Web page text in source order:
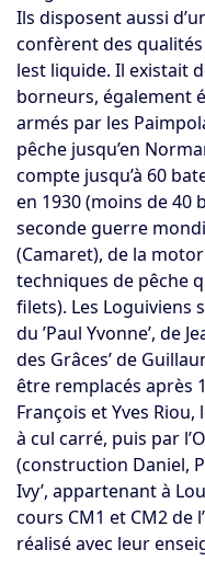
Ils disposent aussi
confèrent des
lest liquide. Il existait
borneurs, également
armés par les
pêche jusqu’en
compte jusqu’à 60
en 1930 (moins de 40
seconde guerre
(Camaret), de la
techniques de pêche
filets). Les Loguiviens
du ’Paul Yvonne’, de
des Grâces’ de
être remplacés après
François et Yves
à cul carré, puis par
(construction Daniel,
Ivy’, appartenant à
cours CM1 et CM2 de
réalisé avec leur